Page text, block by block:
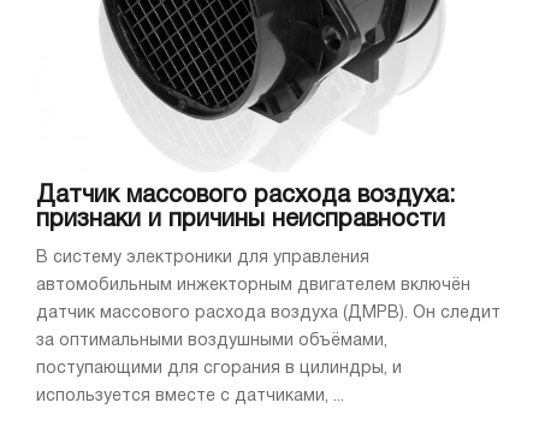
Датчик массового расхода воздуха:
признаки и причины неисправности
В систему электроники для управления
автомобильным инжекторным двигателем включён
датчик массового расхода воздуха (ДМРВ). Он следит
за оптимальными воздушными объёмами,
поступающими для сгорания в цилиндры, и
используется вместе с датчиками, ...